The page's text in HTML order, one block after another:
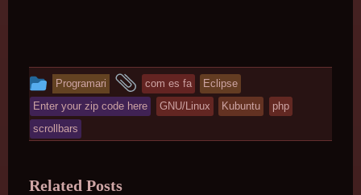
This
entry
was
posted
Programari
and
tagged
com es fa
Eclipse
Enter your zip code here
GNU/Linux Kubuntu
php
scrollbars
Related Posts